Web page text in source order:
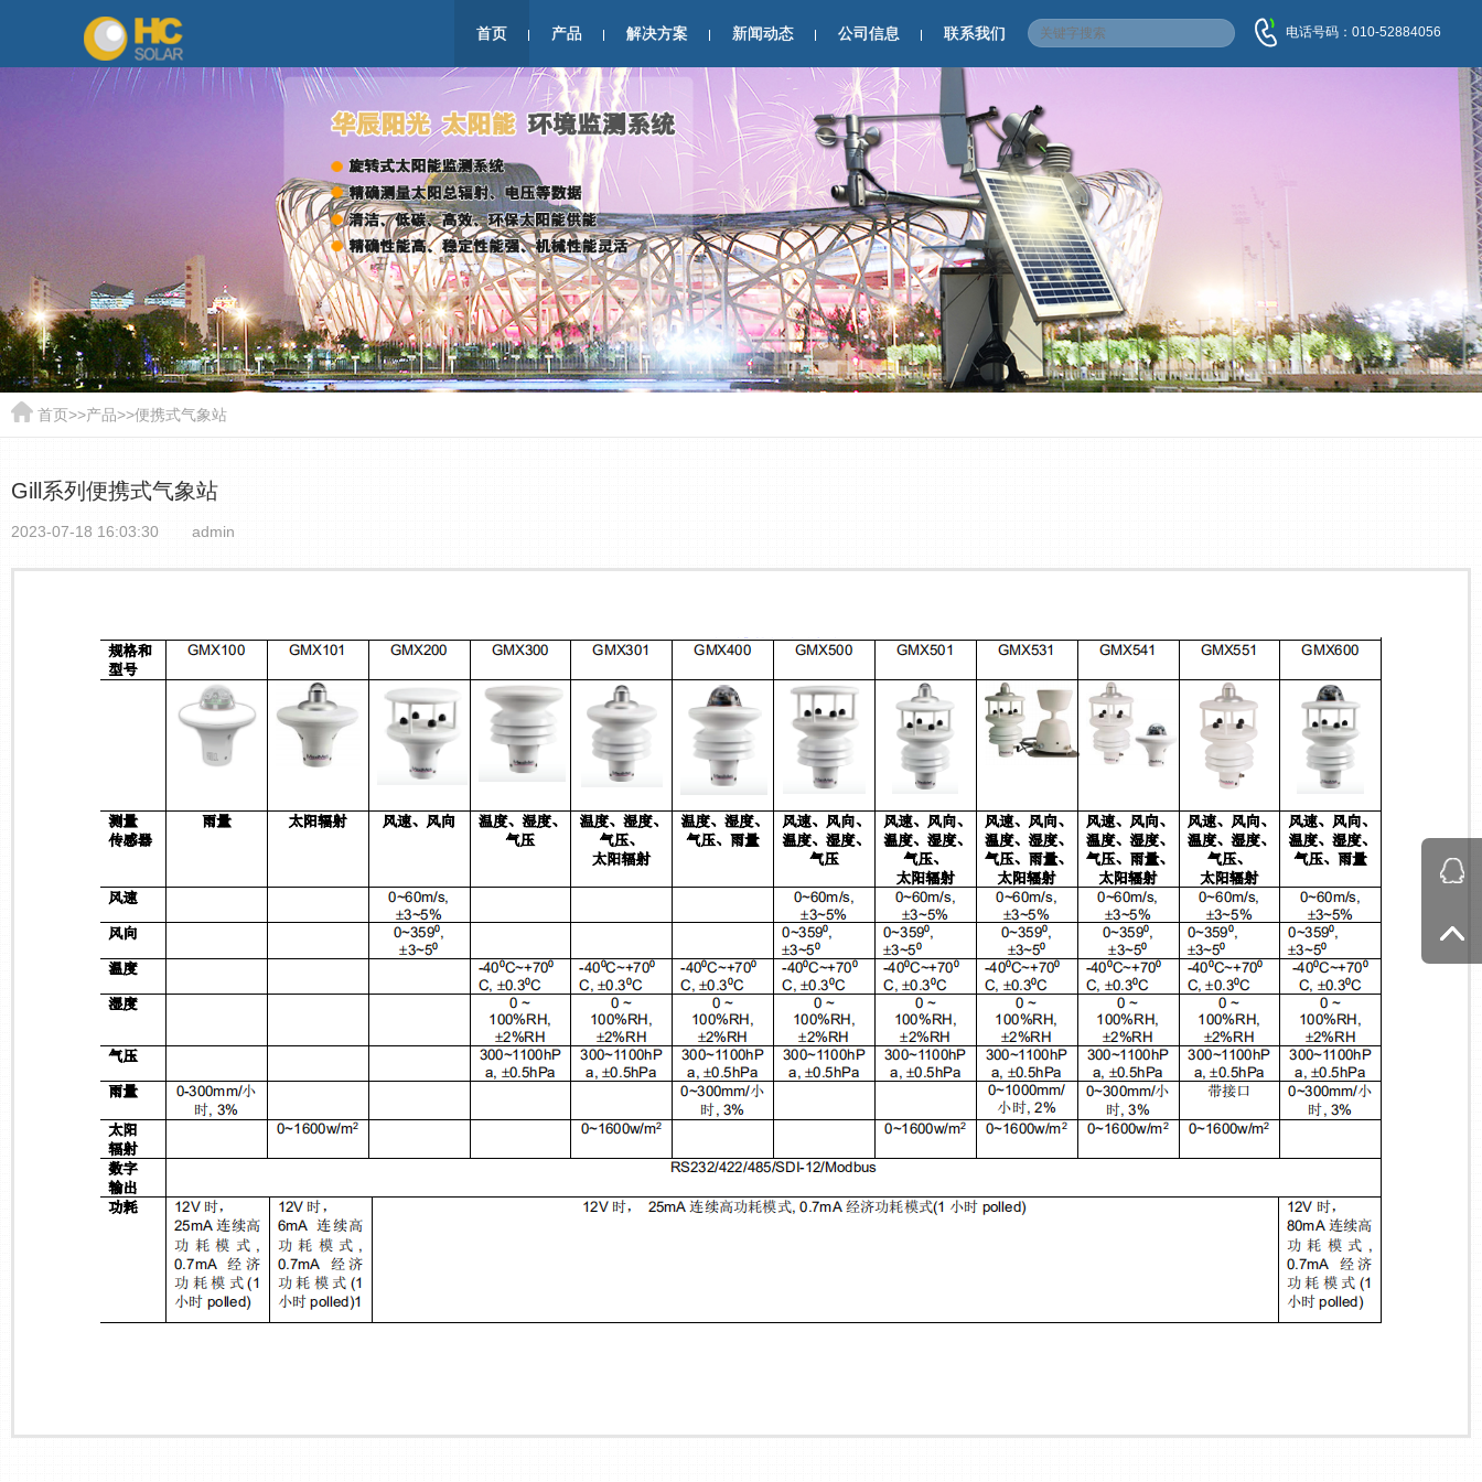
首页 产品 解决方案 新闻动态 公司信息 联系我们 电话号码：010-52884056
首页>>产品>>便携式气象站
Gill系列便携式气象站
2023-07-18 16:03:30 admin